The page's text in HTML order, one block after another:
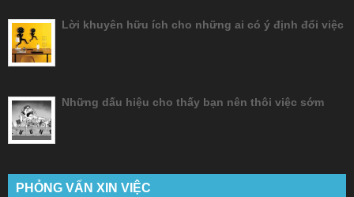
Lời khuyên hữu ích cho những ai có ý định đổi việc
Những dấu hiệu cho thấy bạn nên thôi việc sớm
PHỎNG VẤN XIN VIỆC